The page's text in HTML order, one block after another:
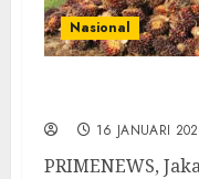
Nasional
16 JANUARI
PRIMENEWS,